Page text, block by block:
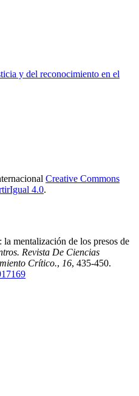
y del reconocimiento en el
Creative Commons
4.0.
mentalización de los presos de
Revista De Ciencias
Crítico., 16, 435-450.